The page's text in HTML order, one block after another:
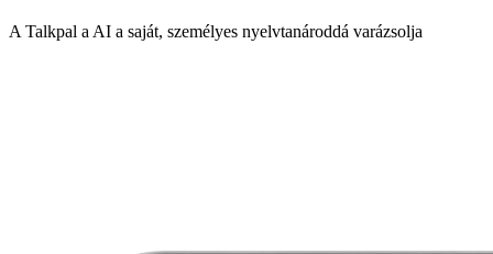
A Talkpal a AI a saját, személyes nyelvtanároddá varázsolja